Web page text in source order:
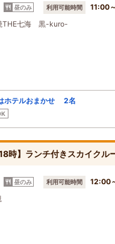
昼のみ 利用可能時間
11:00
THE七海 黒-kuro-
ホテルおまかせ 2名
時】ランチ付きスカイクル
昼のみ 利用可能時間
12:00